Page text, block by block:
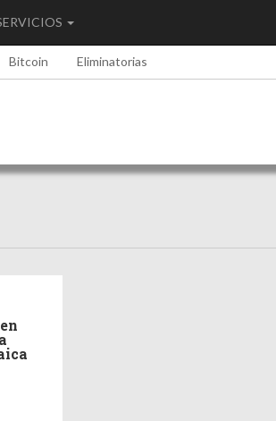
Bitcoin Eliminatorias